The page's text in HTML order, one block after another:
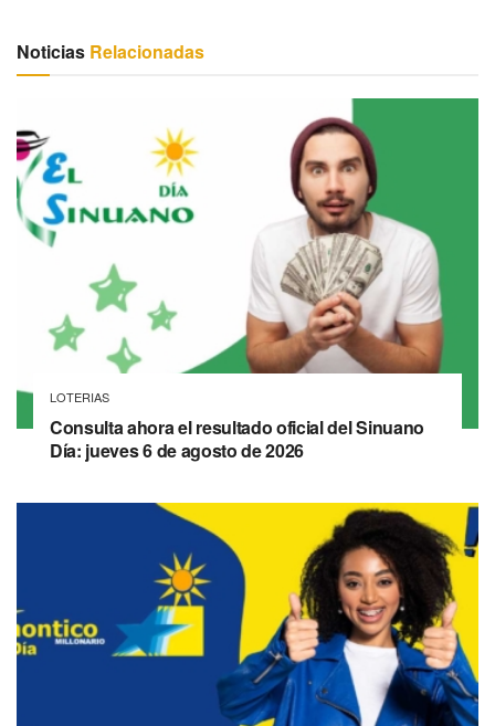
Noticias Relacionadas
LOTERIAS
Consulta ahora el resultado oficial del Sinuano
Día: jueves 6 de agosto de 2026